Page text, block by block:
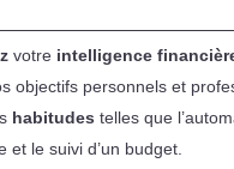
votre intelligence
objectifs personnels et
habitudes telles que
et le suivi d’un budget.